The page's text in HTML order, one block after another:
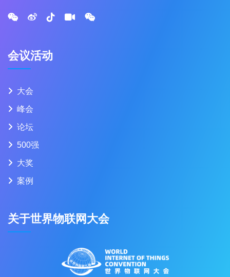
会议活动
大会
峰会
论坛
500强
大奖
案例
关于世界物联网大会